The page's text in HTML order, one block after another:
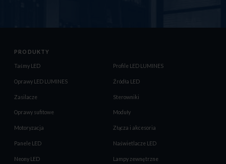
PRODUKTY
Taśmy LED Profile LED LUMINES
Oprawy LED LUMINES Źródła LED
Zasilacze Sterowniki
Oprawy sufitowe Moduły
Motoryzacja Złącza i akcesoria
Panele LED Naświetlacze LED
Neony LED Lampy zewnętrzne